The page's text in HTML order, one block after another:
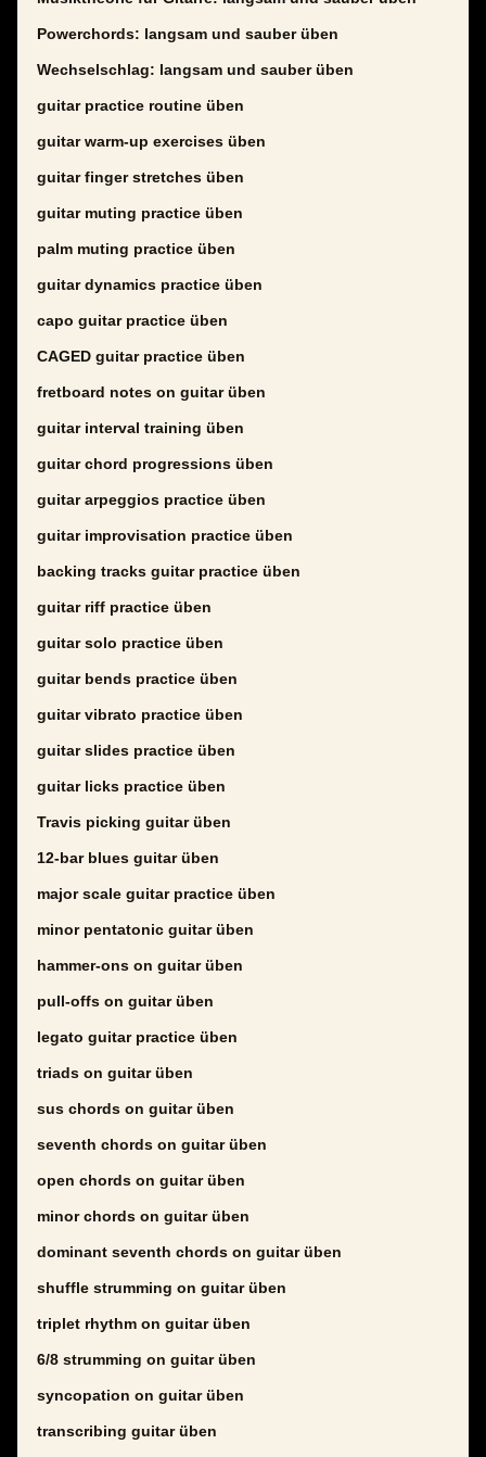
Powerchords: langsam und sauber üben
Wechselschlag: langsam und sauber üben
guitar practice routine üben
guitar warm-up exercises üben
guitar finger stretches üben
guitar muting practice üben
palm muting practice üben
guitar dynamics practice üben
capo guitar practice üben
CAGED guitar practice üben
fretboard notes on guitar üben
guitar interval training üben
guitar chord progressions üben
guitar arpeggios practice üben
guitar improvisation practice üben
backing tracks guitar practice üben
guitar riff practice üben
guitar solo practice üben
guitar bends practice üben
guitar vibrato practice üben
guitar slides practice üben
guitar licks practice üben
Travis picking guitar üben
12-bar blues guitar üben
major scale guitar practice üben
minor pentatonic guitar üben
hammer-ons on guitar üben
pull-offs on guitar üben
legato guitar practice üben
triads on guitar üben
sus chords on guitar üben
seventh chords on guitar üben
open chords on guitar üben
minor chords on guitar üben
dominant seventh chords on guitar üben
shuffle strumming on guitar üben
triplet rhythm on guitar üben
6/8 strumming on guitar üben
syncopation on guitar üben
transcribing guitar üben